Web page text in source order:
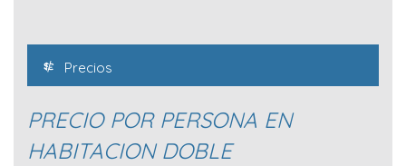
Precios
PRECIO POR PERSONA EN
HABITACION DOBLE